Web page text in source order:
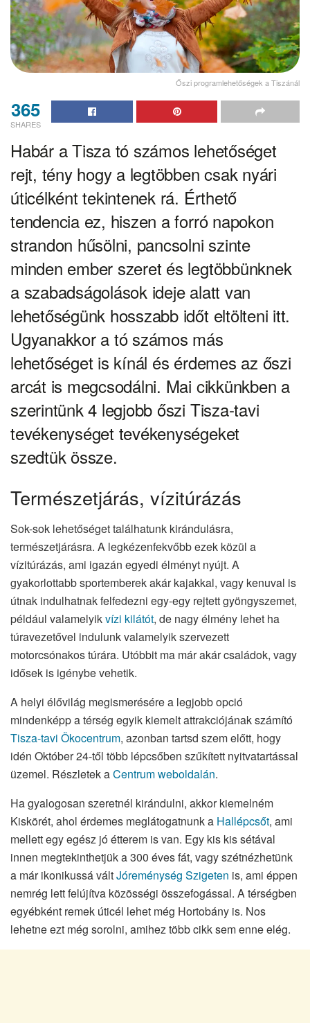
Őszi programlehetőségek a Tiszánál
365
SHARES
Habár a Tisza tó számos lehetőséget
rejt, tény hogy a legtöbben csak nyári
úticélként tekintenek rá. Érthető
tendencia ez, hiszen a forró napokon
strandon hűsölni, pancsolni szinte
minden ember szeret és legtöbbünknek
a szabadságolások ideje alatt van
lehetőségünk hosszabb időt eltölteni itt.
Ugyanakkor a tó számos más
lehetőséget is kínál és érdemes az őszi
arcát is megcsodálni. Mai cikkünkben a
szerintünk 4 legjobb őszi Tisza-tavi
tevékenységet tevékenységeket
szedtük össze.
Természetjárás, vízitúrázás
Sok-sok lehetőséget találhatunk kirándulásra,
természetjárásra. A legkézenfekvőbb ezek közül a
vízitúrázás, ami igazán egyedi élményt nyújt. A
gyakorlottabb sportemberek akár kajakkal, vagy kenuval is
útnak indulhatnak felfedezni egy-egy rejtett gyöngyszemet,
például valamelyikvízi kilátót, de nagy élmény lehet ha
túravezetővel indulunk valamelyik szervezett
motorcsónakos túrára. Utóbbit ma már akár családok, vagy
idősek is igénybe vehetik.
A helyi élővilág megismerésére a legjobb opció
mindenképp a térség egyik kiemelt attrakciójának számító
Tisza-tavi Ökocentrum, azonban tartsd szem előtt, hogy
idén Október 24-től több lépcsőben szűkített nyitvatartással
üzemel. Részletek aCentrum weboldalán.
Ha gyalogosan szeretnél kirándulni, akkor kiemelném
Kiskörét, ahol érdemes meglátogatnunk a Hallépcsőt, ami
mellett egy egész jó étterem is van. Egy kis kis sétával
innen megtekinthetjük a 300 éves fát, vagy szétnézhetünk
a már ikonikussá váltJóreménység Szigeten is, ami éppen
nemrég lett felújítva közösségi összefogással. A térségben
egyébként remek úticél lehet még Hortobány is. Nos
lehetne ezt még sorolni, amihez több cikk sem enne elég.